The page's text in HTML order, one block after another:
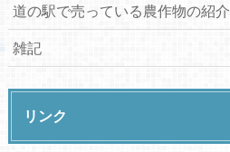
道の駅で売っている農作物の紹介
雑記
リンク